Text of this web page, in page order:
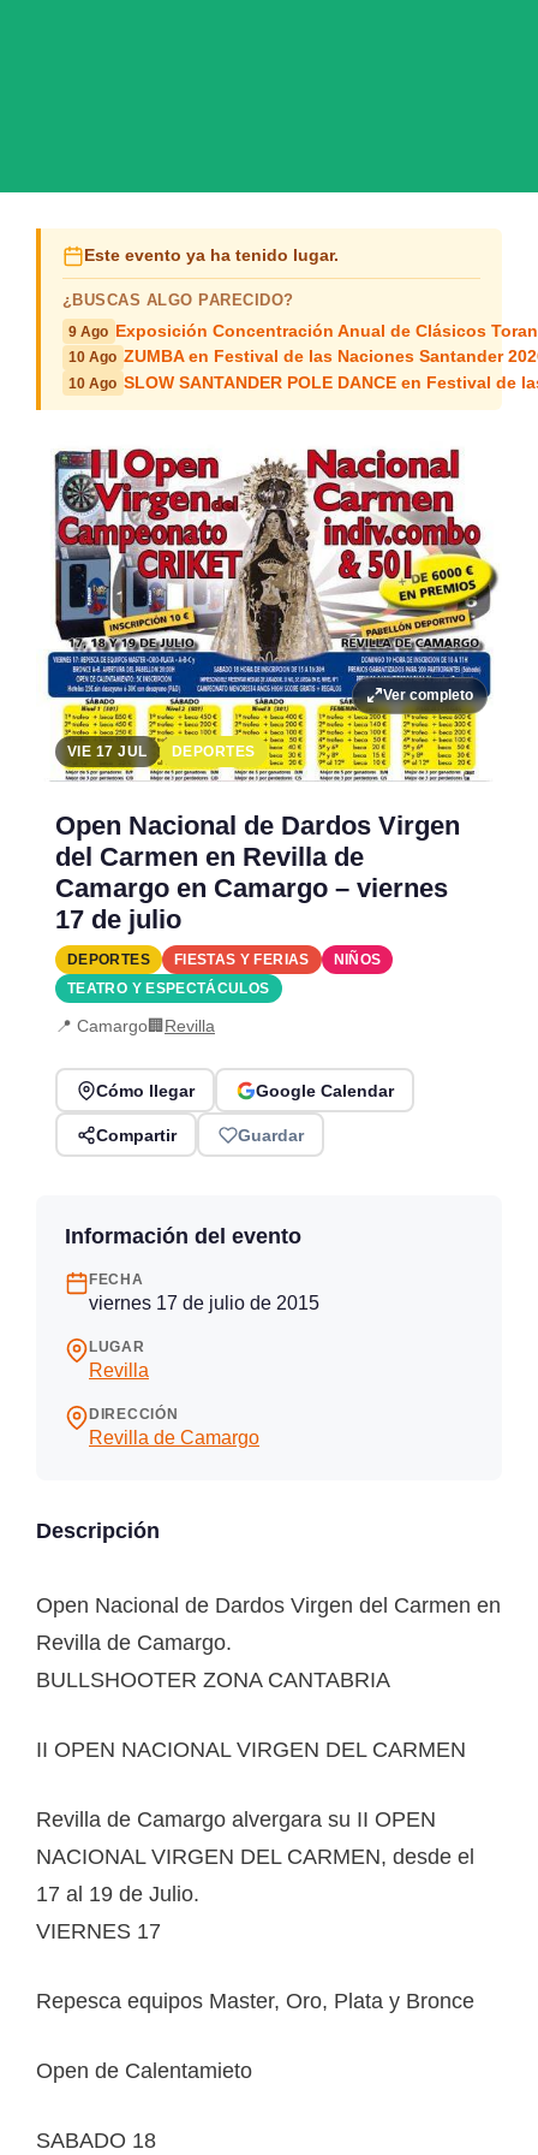
Este evento ya ha tenido lugar.
¿BUSCAS ALGO PARECIDO?
9 Ago Exposición Concentración Anual de Clásicos
10 Ago ZUMBA en Festival de las Naciones Santander
10 Ago SLOW SANTANDER POLE DANCE en Festival de
Ver completo
VIE 17 JUL DEPORTES
Open Nacional de Dardos Virgen
del Carmen en Revilla de
Camargo en Camargo – viernes
17 de julio
DEPORTES FIESTAS Y FERIAS
NIÑOS
TEATRO Y ESPECTÁCULOS
📍 Camargo🏢 Revilla
Cómo llegar Google Calendar
Compartir Guardar
Información del evento
FECHA
viernes 17 de julio de 2015
LUGAR
Revilla
DIRECCIÓN
Revilla de Camargo
Descripción
Open Nacional de Dardos Virgen del Carmen en
Revilla de Camargo.
BULLSHOOTER ZONA CANTABRIA
II OPEN NACIONAL VIRGEN DEL CARMEN
Revilla de Camargo alvergara su II OPEN
NACIONAL VIRGEN DEL CARMEN, desde el
17 al 19 de Julio.
VIERNES 17
Repesca equipos Master, Oro, Plata y Bronce
Open de Calentamieto
SABADO 18